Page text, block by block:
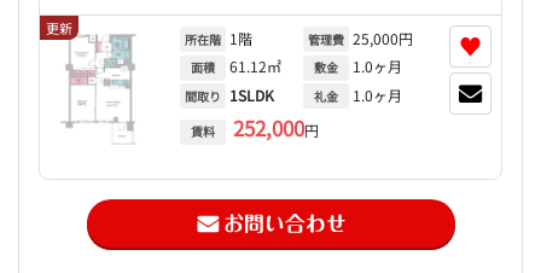
更新
所在階 1階
面積 61.12㎡
間取り 1SLDK
賃料 252,000円
管理費 25,000円
敷金 1.0ヶ月
礼金 1.0ヶ月
♥